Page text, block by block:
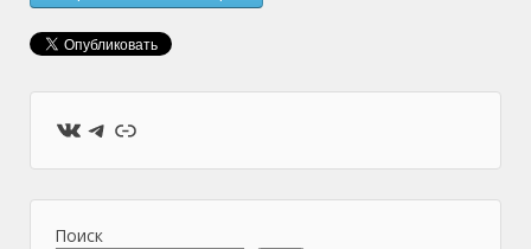
ВКонтакте
Telegram
Ссылка
Поиск